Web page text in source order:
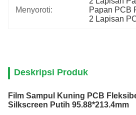
Menyoroti:
Papan PCB
2 Lapisan
Deskripsi Produk
Film Sampul Kuning PCB
Silkscreen Putih 95.88*213.4mm